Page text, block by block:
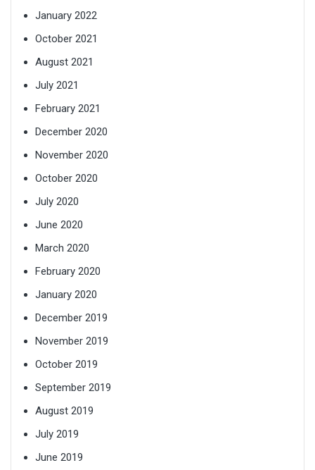
January 2022
October 2021
August 2021
July 2021
February 2021
December 2020
November 2020
October 2020
July 2020
June 2020
March 2020
February 2020
January 2020
December 2019
November 2019
October 2019
September 2019
August 2019
July 2019
June 2019